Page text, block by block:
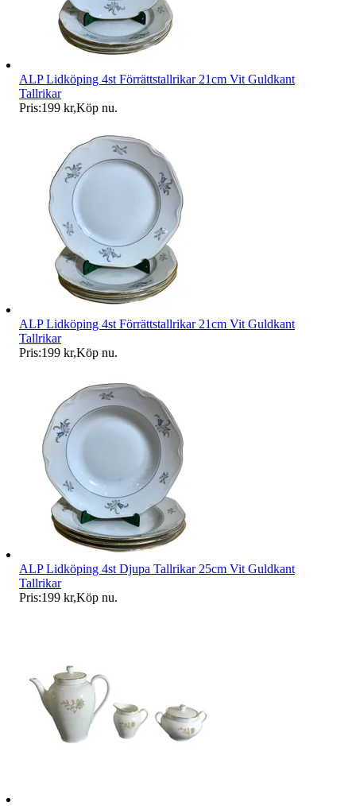
ALP Lidköping 4st Förrättstallrikar 21cm Vit Guldkant
Tallrikar
Pris:199 kr,Köp nu.
ALP Lidköping 4st Förrättstallrikar 21cm Vit Guldkant
Tallrikar
Pris:199 kr,Köp nu.
ALP Lidköping 4st Djupa Tallrikar 25cm Vit Guldkant
Tallrikar
Pris:199 kr,Köp nu.